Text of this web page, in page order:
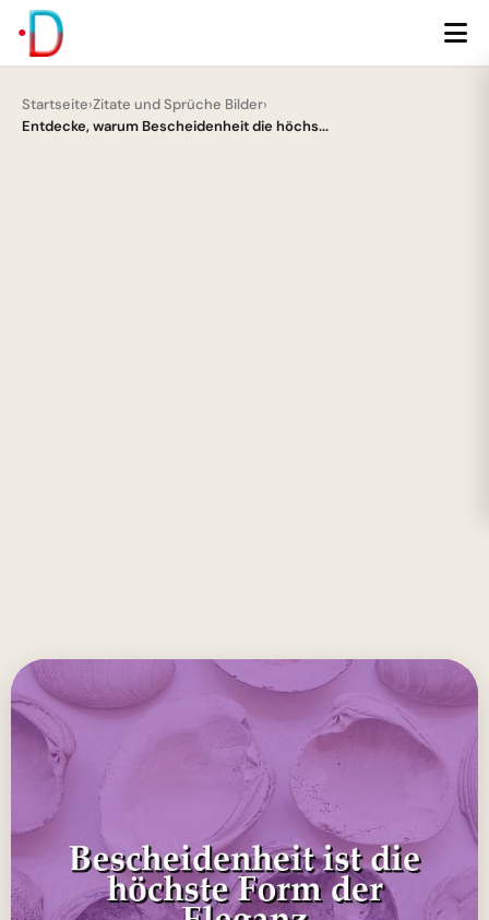
Startseite›Zitate und Sprüche Bilder›
Entdecke, warum Bescheidenheit die höchs...